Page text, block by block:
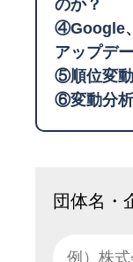
のか？
④Google
アップデ
⑤順位変
⑥変動分
団体名・